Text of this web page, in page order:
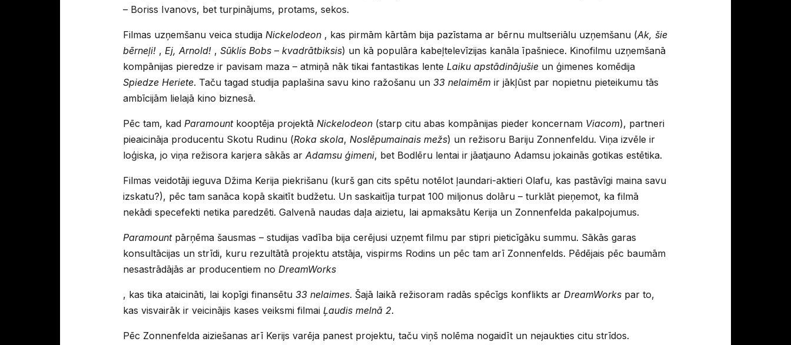
– Boriss Ivanovs, bet turpinājums, protams, sekos.
Filmas uzņemšanu veica studija Nickelodeon , kas pirmām kārtām bija pazīstama ar bērnu multseriālu uzņemšanu (Ak, šie
bērneļi! , Ej, Arnold! , Sūklis Bobs – kvadrātbiksis) un kā populāra kabeļtelevīzijas kanāla īpašniece. Kinofilmu uzņemšanā
kompānijas pieredze ir pavisam maza – atmiņā nāk tikai fantastikas lente Laiku apstādinājušie un ģimenes komēdija
Spiedze Heriete. Taču tagad studija paplašina savu kino ražošanu un 33 nelaimēm ir jākļūst par nopietnu pieteikumu tās
ambīcijām lielajā kino biznesā.
Pēc tam, kad Paramountkooptēja projektā Nickelodeon (starp citu abas kompānijas pieder koncernam Viacom), partneri
pieaicināja producentu Skotu Rudinu (Roka skola, Noslēpumainais mežs) un režisoru Bariju Zonnenfeldu. Viņa izvēle ir
loģiska, jo viņa režisora karjera sākās ar Adamsu ģimeni, bet Bodlēru lentai ir jāatjauno Adamsu jokainās gotikas estētika.
Filmas veidotāji ieguva Džima Kerija piekrišanu (kurš gan cits spētu notēlot ļaundari-aktieri Olafu, kas pastāvīgi maina savu
izskatu?), pēc tam sanāca kopā skaitīt budžetu. Un saskaitīja turpat 100 miljonus dolāru – turklāt pieņemot, ka filmā
nekādi specefekti netika paredzēti. Galvenā naudas daļa aizietu, lai apmaksātu Kerija un Zonnenfelda pakalpojumus.
Paramountpārņēma šausmas – studijas vadība bija cerējusi uzņemt filmu par stipri pieticīgāku summu. Sākās garas
konsultācijas un strīdi, kuru rezultātā projektu atstāja, vispirms Rodins un pēc tam arī Zonnenfelds. Pēdējais pēc baumām
nesastrādājās ar producentiem no DreamWorks
, kas tika ataicināti, lai kopīgi finansētu 33 nelaimes. Šajā laikā režisoram radās spēcīgs konflikts ar DreamWorks par to,
kas visvairāk ir veicinājis kases veiksmi filmai Ļaudis melnā 2.
Pēc Zonnenfelda aiziešanas arī Kerijs varēja panest projektu, taču viņš nolēma nogaidīt un nejaukties citu strīdos.